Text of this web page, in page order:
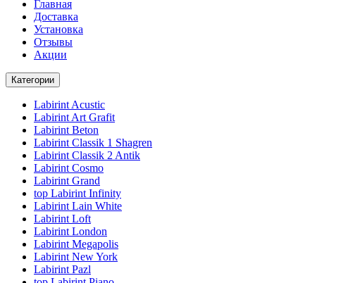
Главная
Доставка
Установка
Отзывы
Акции
Категории
Labirint Acustic
Labirint Art Grafit
Labirint Beton
Labirint Classik 1 Shagren
Labirint Classik 2 Antik
Labirint Cosmo
Labirint Grand
top Labirint Infinity
Labirint Lain White
Labirint Loft
Labirint London
Labirint Megapolis
Labirint New York
Labirint Pazl